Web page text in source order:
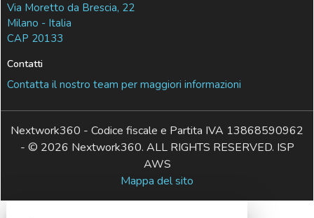
Via Moretto da Brescia, 22
Milano - Italia
CAP 20133
Contatti
Contatta il nostro team per maggiori informazioni
Nextwork360 - Codice fiscale e Partita IVA 13868590962
- © 2026 Nextwork360. ALL RIGHTS RESERVED. ISP
AWS
Mappa del sito